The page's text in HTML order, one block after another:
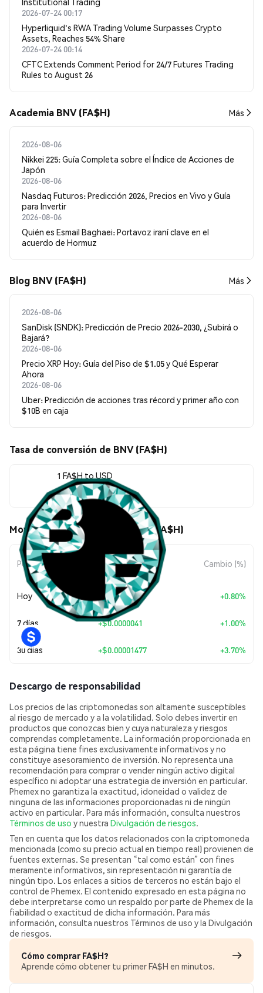
2026-07-24 00:17
Hyperliquid's RWA Trading Volume Surpasses Crypto
Assets, Reaches 54% Share
2026-07-24 00:14
CFTC Extends Comment Period for 24/7 Futures Trading
Rules to August 26
Academia BNV (FA$H) Más
2026-08-06
Nikkei 225: Guía Completa sobre el Índice de Acciones de
Japón
2026-08-06
Nasdaq Futuros: Predicción 2026, Precios en Vivo y Guía
para Invertir
2026-08-06
Quién es Esmail Baghaei: Portavoz iraní clave en el
acuerdo de Hormuz
Blog BNV (FA$H) Más
2026-08-06
SanDisk (SNDK): Predicción de Precio 2026-2030, ¿Subirá o
Bajará?
2026-08-06
Precio XRP Hoy: Guía del Piso de $1.05 y Qué Esperar
Ahora
2026-08-06
Uber: Predicción de acciones tras récord y primer año con
$10B en caja
Tasa de conversión de BNV (FA$H)
1 FA$H to USD
$0.00041393
Movimientos de precio de BNV (FA$H)
Periodo
Cambio de
Monto
Cambio (%)
Hoy $0.00000329 +0.80%
7 días +$0.0000041 +1.00%
30 días +$0.00001477 +3.70%
Descargo de responsabilidad
Los precios de las criptomonedas son altamente susceptibles
al riesgo de mercado y a la volatilidad. Solo debes invertir en
productos que conozcas bien y cuya naturaleza y riesgos
comprendas completamente. La información proporcionada en
esta página tiene fines exclusivamente informativos y no
constituye asesoramiento de inversión. No representa una
recomendación para comprar o vender ningún activo digital
específico ni adoptar una estrategia de inversión en particular.
Phemex no garantiza la exactitud, idoneidad o validez de
ninguna de las informaciones proporcionadas ni de ningún
activo en particular. Para más información, consulta nuestros
Términos de uso y nuestra Divulgación de riesgos.
Ten en cuenta que los datos relacionados con la criptomoneda
mencionada (como su precio actual en tiempo real) provienen de
fuentes externas. Se presentan “tal como están” con fines
meramente informativos, sin representación ni garantía de
ningún tipo. Los enlaces a sitios de terceros no están bajo el
control de Phemex. El contenido expresado en esta página no
debe interpretarse como un respaldo por parte de Phemex de la
fiabilidad o exactitud de dicha información. Para más
información, consulta nuestros Términos de uso y la Divulgación
de riesgos.
Cómo comprar FA$H?
Aprende cómo obtener tu primer FA$H en minutos.